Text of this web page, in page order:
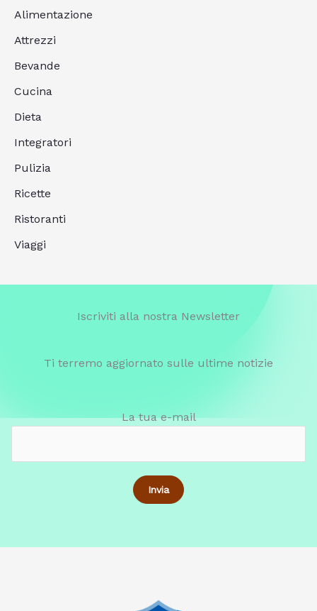
Alimentazione
Attrezzi
Bevande
Cucina
Dieta
Integratori
Pulizia
Ricette
Ristoranti
Viaggi
Iscriviti alla nostra Newsletter
Ti terremo aggiornato sulle ultime notizie
La tua e-mail